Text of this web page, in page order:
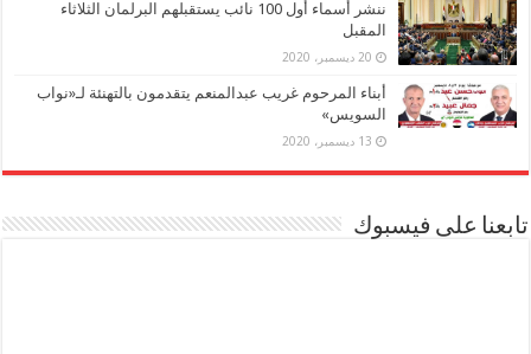
ننشر أسماء أول 100 نائب يستقبلهم البرلمان الثلاثاء
المقبل
20 ديسمبر، 2020
أبناء المرحوم غريب عبدالمنعم يتقدمون بالتهنئة لـ«نواب
السويس»
13 ديسمبر، 2020
تابعنا على فيسبوك